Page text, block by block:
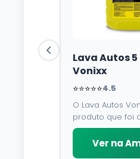
Lava Autos
Vonixx
⭐⭐⭐⭐⭐4.5
O Lava Autos
produto que foi
para limpar,
conservar a
Por possuir pH
Ver na